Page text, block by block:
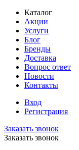
Каталог
Акции
Услуги
Блог
Бренды
Доставка
Вопрос ответ
Новости
Контакты
Вход
Регистрация
Заказать звонок
Заказать звонок